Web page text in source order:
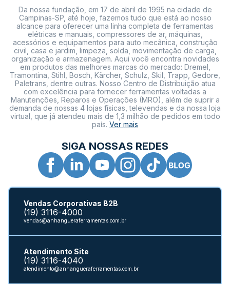
Da nossa fundação, em 17 de abril de 1995 na cidade de
Campinas-SP, até hoje, fazemos tudo que está ao nosso
alcance para oferecer uma linha completa de ferramentas
elétricas e manuais, compressores de ar, máquinas,
acessórios e equipamentos para auto mecânica, construção
civil, casa e jardim, limpeza, solda, movimentação de carga,
organização e armazenagem. Aqui você encontra novidades
em produtos das melhores marcas do mercado: Dremel,
Tramontina, Stihl, Bosch, Kärcher, Schulz, Skil, Trapp, Gedore,
Paletrans, dentre outras. Nosso Centro de Distribuição atua
com excelência para fornecer ferramentas voltadas a
Manutenções, Reparos e Operações (MRO), além de suprir a
demanda de nossas 4 lojas físicas, televendas e da nossa loja
virtual, que já atendeu mais de 1,3 milhão de pedidos em todo
país. Ver mais
SIGA NOSSAS REDES
Vendas Corporativas B2B
(19) 3116-4000
vendas@anhangueraferramentas.com.br
Atendimento Site
(19) 3116-4040
atendimento@anhangueraferramentas.com.br